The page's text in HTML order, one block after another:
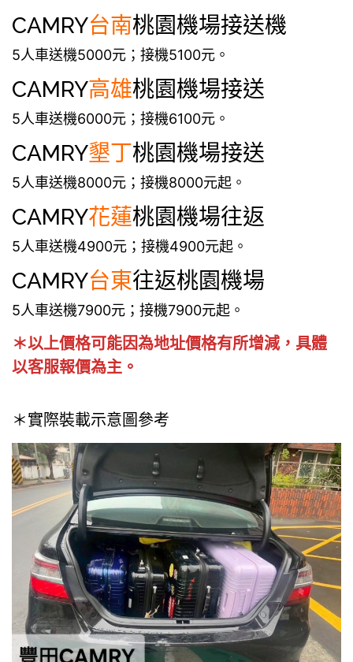
CAMRY台南桃園機場接送機
5人車送機5000元；接機5100元。
CAMRY高雄桃園機場接送
5人車送機6000元；接機6100元。
CAMRY墾丁桃園機場接送
5人車送機8000元；接機8000元起。
CAMRY花蓮桃園機場往返
5人車送機4900元；接機4900元起。
CAMRY台東往返桃園機場
5人車送機7900元；接機7900元起。
＊以上價格可能因為地址價格有所增減，具體
以客服報價為主。
＊實際裝載示意圖參考